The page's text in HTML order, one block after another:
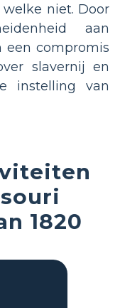
niet. Door
aan
een compromis
slavernij en
instelling van
1820